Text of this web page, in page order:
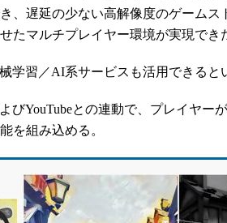
、遅延の少ない高解像度のゲームス
たマルチプレイヤー環境が実現でき
学習／AI系サービスも活用できると
びYouTubeとの連動で、プレイヤー
を組み込める。